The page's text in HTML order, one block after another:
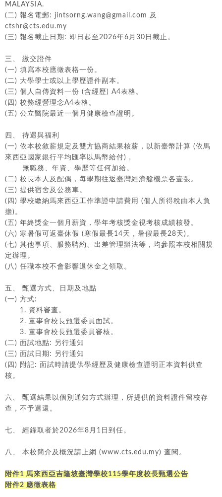
MALAYSIA.
(二) 報名電郵: jintsorng.wang@gmail.com 及
ctshr@cts.edu.my
(三) 報名截止日期: 即日起至2026年6月30日截止。
三、 繳交證件
(一) 填寫本校應徵表格一份。
(二) 大學學士或以上學歷證件副本。
(三) 個人自傳資料一份 (含經歷) A4表格。
(四) 校務經營理念A4表格。
(五) 公立醫院最近一個月健康檢查證明。
四、 待遇與福利
(一) 依本校敘薪規定及雙方協商結果核薪，以新臺幣計算 (依馬
來西亞國家銀行平均匯率以馬幣給付)，
無職務、年資、學歷等任何加給。
(二) 校長本人及配偶，每學期往返臺灣經濟艙機票各壹張。
(三) 提供宿舍及公務車。
(四) 學校繳納馬來西亞工作準證申請費用 (個人所得稅由本人負
擔)。
(五) 年終獎金一個月薪資，學年考核獎金視考核成績核發。
(六) 寒暑假可返臺休假 (寒假最長14天，暑假最長28天)。
(七) 其他事項、服務聘約、出差管理辦法等，均參照本校相關規
定辦理。
(八) 任職本校不會影響退休金之領取。
五、 甄選方式、日期及地點
(一) 方式:
1. 資料審查。
2. 董事會校長甄選委員面試。
3. 董事會校長甄選委員審核。
(二) 面試地點: 另行通知
(三) 面試日期: 另行通知
(四) 附記: 面試時請提供學經歷及健康檢查證明正本資料供查
核。
六、 甄選結果以個別通知方式辦理，所提供的資料證件留校存
查，不予退還。
七、 經錄取者於2026年8月1日到任。
八、 本校簡介及概況請上網 (www.cts.edu.my) 查閱。
附件1 馬來西亞吉隆坡臺灣學校115學年度校長甄選公告
附件2 應徵表格